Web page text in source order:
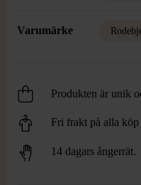
Varumärke
Produkten är unik
Fri frakt på alla
14 dagars ångerrät.